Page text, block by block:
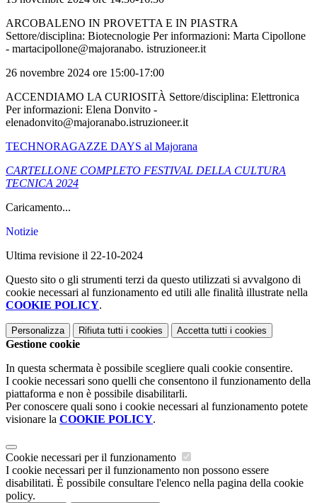
ARCOBALENO IN PROVETTA E IN PIASTRA
Settore/disciplina: Biotecnologie Per informazioni: Marta Cipollone
- martacipollone@majoranabo. istruzioneer.it
26 novembre 2024 ore 15:00-17:00
ACCENDIAMO LA CURIOSITÀ Settore/disciplina: Elettronica
Per informazioni: Elena Donvito -
elenadonvito@majoranabo.istruzioneer.it
TECHNORAGAZZE DAYS al Majorana
CARTELLONE COMPLETO FESTIVAL DELLA CULTURA
TECNICA 2024
Caricamento...
Notizie
Ultima revisione il 22-10-2024
Questo sito o gli strumenti terzi da questo utilizzati si avvalgono di
cookie necessari al funzionamento ed utili alle finalità illustrate nella
COOKIE POLICY.
Personalizza Rifiuta tutti i cookies Accetta tutti i cookies
Gestione cookie
In questa schermata è possibile scegliere quali cookie consentire.
I cookie necessari sono quelli che consentono il funzionamento della
piattaforma e non è possibile disabilitarli.
Per conoscere quali sono i cookie necessari al funzionamento potete
visionare la COOKIE POLICY.
Cookie necessari per il funzionamento
I cookie necessari per il funzionamento non possono essere
disabilitati. È possibile consultare l'elenco nella pagina della cookie
policy.